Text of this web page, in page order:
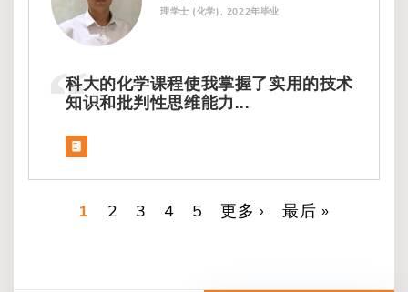
理学士 (化学), 2022年毕业
科大的化学课程使我掌握了实用的技术
知识和批判性思维能力...
当前页
1 页面
2 页面
3 页面
4 页面
5 下一页
更多 › 末页
最后 »